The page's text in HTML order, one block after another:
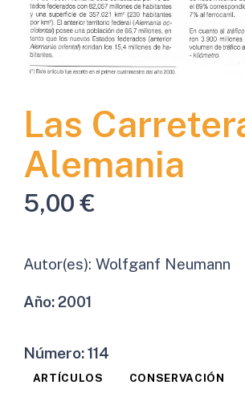
Las
Alemania
5,00€
Autor(es): Wolfganf Neumann
Año:2001
Número:114
ARTÍCULOS CONSERVACIÓN